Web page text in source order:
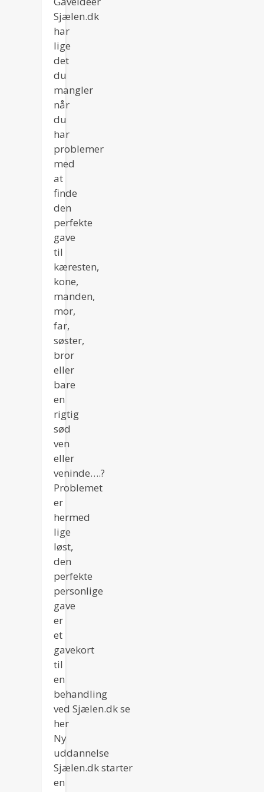
Sjælen
lige
det
du
mangler!
Sjælen.dk
har
lige
det
du
mangler
når
du
har
problemer
med
at
finde
den
perfekte
gave
til
kæresten,
kone,
manden,
mor,
far,
søster,
bror
eller
bare
en
rigtig
sød
ven
eller
veninde….?
Problemet
er
hermed
lige
løst,
den
perfekte
personlige
gave
er
et
gavekort
til
en
behandling
ved Sjælen.dk se
her
Ny
uddannelse
Sjælen.dk starter
en